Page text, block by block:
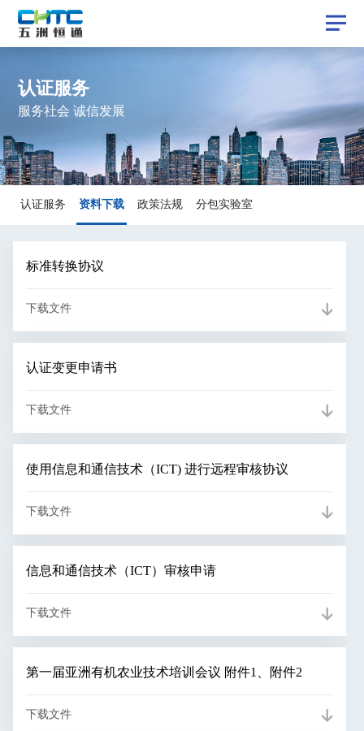
认证服务
服务社会 诚信发展
认证服务
资料下载
资料下载 政策法规 分包实验室
标准转换协议
下载文件
认证变更申请书
下载文件
使用信息和通信技术（ICT) 进行远程审核协议
下载文件
信息和通信技术（ICT）审核申请
下载文件
第一届亚洲有机农业技术培训会议 附件1、附件2
下载文件